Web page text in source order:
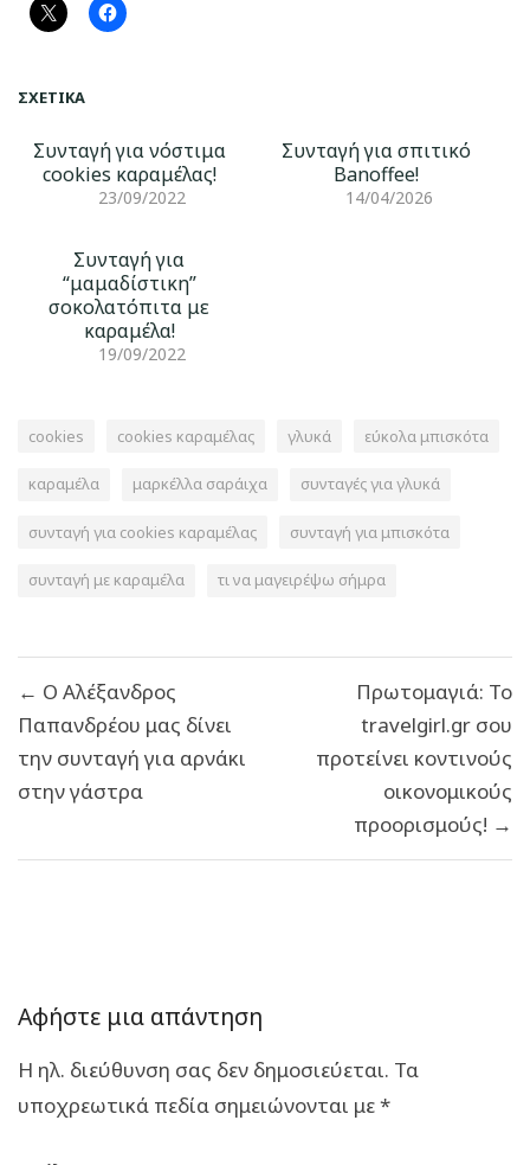
ΣΧΕΤΙΚΆ
Συνταγή για νόστιμα
cookies καραμέλας!
23/09/2022
Συνταγή για σπιτικό
Banoffee!
14/04/2026
Συνταγή για
“μαμαδίστικη”
σοκολατόπιτα με
καραμέλα!
19/09/2022
cookies cookies καραμέλας γλυκά εύκολα μπισκότα
καραμέλα μαρκέλλα σαράιχα συνταγές για γλυκά
συνταγή για cookies καραμέλας συνταγή για μπισκότα
συνταγή με καραμέλα τι να μαγειρέψω σήμρα
άρθρων
← Ο Αλέξανδρος
Παπανδρέου μας δίνει
την συνταγή για αρνάκι
στην γάστρα
Πρωτομαγιά: Το
travelgirl.gr σου
προτείνει κοντινούς
οικονομικούς
προορισμούς! →
Αφήστε μια απάντηση
Η ηλ. διεύθυνση σας δεν δημοσιεύεται. Τα
υποχρεωτικά πεδία σημειώνονται με*